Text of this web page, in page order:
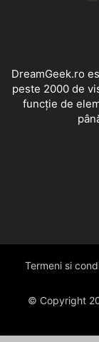
DreamGeek.ro
peste 2000 de
funcție de
Termeni si
© Copyright